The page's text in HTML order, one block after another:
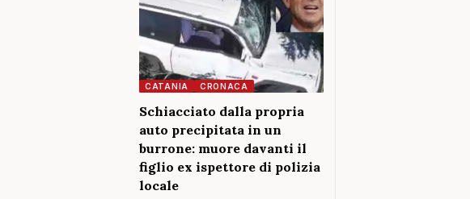
CATANIA CRONACA
Schiacciato dalla propria
auto precipitata in un
burrone: muore davanti il
figlio ex ispettore di polizia
locale